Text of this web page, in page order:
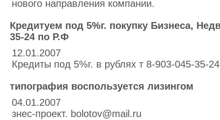
нового направления компании.
Кредитуем под 5%г. покупку Бизнеса,
35-24 по Р.Ф
12.01.2007
Кредиты под 5%г. в рублях т 8-903-045-35-24
типография воспользуется лизингом
04.01.2007
знес-проект. bolotov@mail.ru